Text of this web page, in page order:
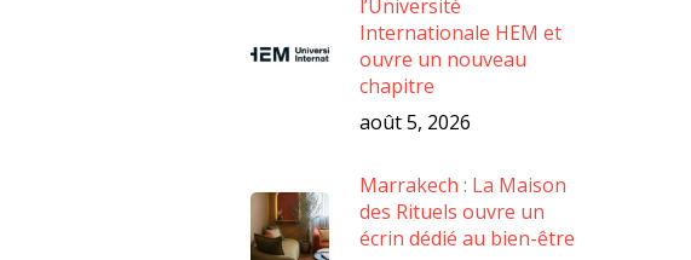
l’Université
Internationale HEM et
ouvre un nouveau
chapitre
août 5, 2026
Marrakech : La Maison
des Rituels ouvre un
écrin dédié au bien-être